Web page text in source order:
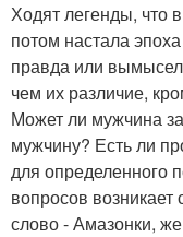
Ходят легенды, что
потом настала
правда или
чем их различие,
Может ли мужчина
мужчину? Есть ли
для определенного
вопросов
слово - Амазонки,